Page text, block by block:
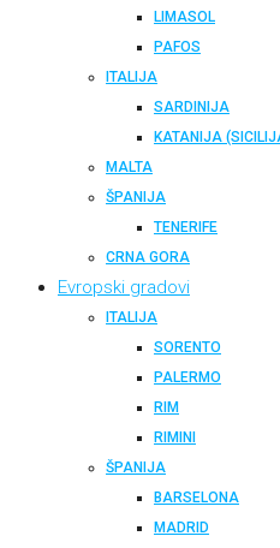
LIMASOL
PAFOS
ITALIJA
SARDINIJA
KATANIJA
MALTA
ŠPANIJA
TENERIFE
CRNA GORA
Evropski gradovi
ITALIJA
SORENTO
PALERMO
RIM
RIMINI
ŠPANIJA
BARSELONA
MADRID